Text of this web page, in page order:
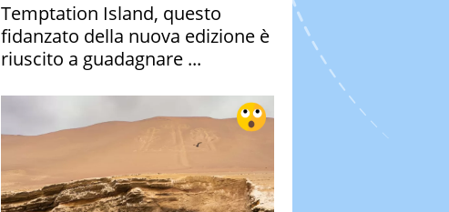
Temptation Island, questo
fidanzato della nuova edizione è
riuscito a guadagnare ...